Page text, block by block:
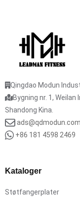
Qingdao Modun
Bygning nr. 1, Weilan
Shandong Kina.
ads@qdmodun.com
+86 181 4598 2469
Kataloger
Støtfangerplater